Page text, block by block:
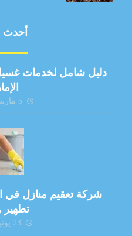
أحدث
دليل شامل لخدمات
5 مارس، 2026
تطهير
23 يونيو، 2024